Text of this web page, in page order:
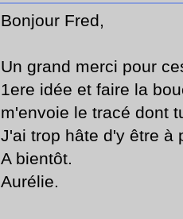
Bonjour Fred,
Un grand merci pour
1ere idée et faire la
m'envoie le tracé dont
J'ai trop hâte d'y être à
A bientôt.
Aurélie.